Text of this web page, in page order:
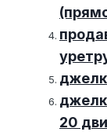
джелк
20